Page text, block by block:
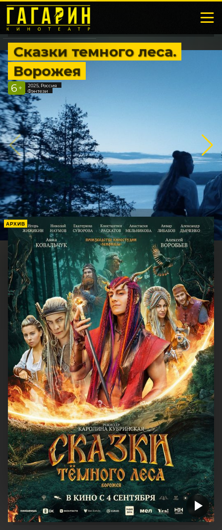
Сказки темного леса.
Ворожея
6 +
2025, Россия
Фэнтези
АРХИВ